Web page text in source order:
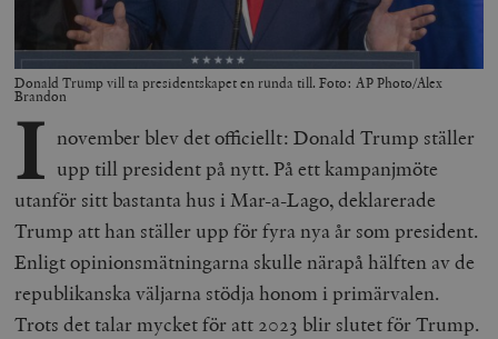
Donald Trump vill ta presidentskapet en runda till. Foto: AP Photo/Alex
Brandon
I november blev det officiellt: Donald Trump ställer
upp till president på nytt. På ett kampanjmöte
utanför sitt bastanta hus i Mar-a-Lago, deklarerade
Trump att han ställer upp för fyra nya år som president.
Enligt opinionsmätningarna skulle närapå hälften av de
republikanska väljarna stödja honom i primärvalen.
Trots det talar mycket för att 2023 blir slutet för Trump.